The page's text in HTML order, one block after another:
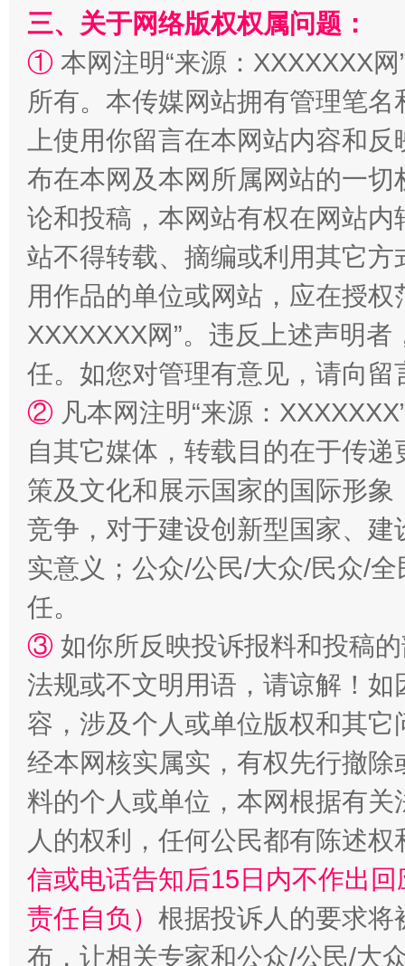
解纷+调解+退费，一次搞定
站台名比不上好声名
漫山遍野的桃花与雪山、麦地、白藏房 除
招工难、用工荒背后
三、关于网络版权权属问题：
① 本网注明“来源：XXXXXXX
所有。本传媒网站拥有管理笔
上使用你留言在本网站内容和
布在本网及本网所属网站的一
论和投稿，本网站有权在网站
站不得转载、摘编或利用其它
用作品的单位或网站，应在授
XXXXXXX网”。违反上述声明
任。如您对管理有意见，请向
② 凡本网注明“来源：
自其它媒体，转载目的在于传
策及文化和展示国家的国际形
竞争，对于建设创新型国家、
实意义；公众/公民/大众/民众/
任。
③ 如你所反映投诉报料和投稿
法规或不文明用语，请谅解！
容，涉及个人或单位版权和其它
经本网核实属实，有权先行撤
料的个人或单位，本网根据有
人的权利，任何公民都有陈述
信或电话告知后15日内不作出
责任自负） 根据投诉人的要求将
布，让相关专家和公众/公民/大